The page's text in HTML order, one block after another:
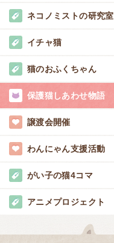
ネコノミストの研究室
イチャ猫
猫のおふくちゃん
保護猫しあわせ物語
譲渡会開催
わんにゃん支援活動
がい子の猫4コマ
アニメプロジェクト